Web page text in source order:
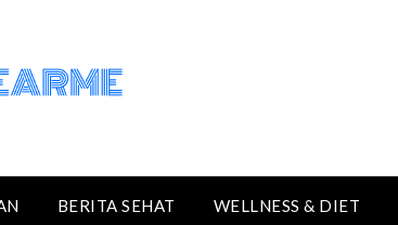
BERITA SEHAT WELLNESS & DIET